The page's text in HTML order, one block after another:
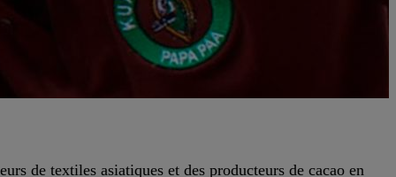
de textiles asiatiques et des producteurs de cacao en